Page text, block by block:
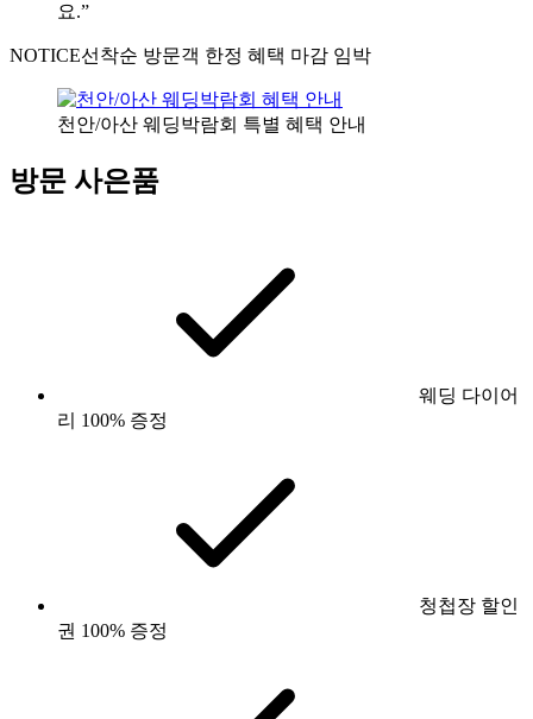
요.”
NOTICE선착순 방문객 한정 혜택 마감 임박
천안/아산 웨딩박람회 특별 혜택 안내
방문 사은품
웨딩 다이어
리 100% 증정
청첩장 할인
권 100% 증정